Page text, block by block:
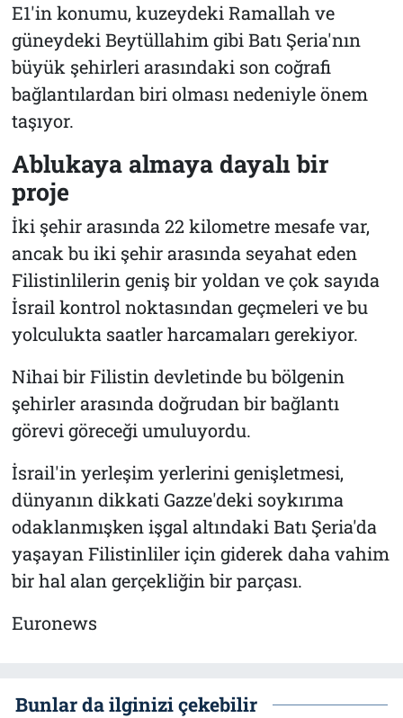
E1'in konumu, kuzeydeki Ramallah ve
güneydeki Beytüllahim gibi Batı Şeria'nın
büyük şehirleri arasındaki son coğrafi
bağlantılardan biri olması nedeniyle önem
taşıyor.
Ablukaya almaya dayalı bir
proje
İki şehir arasında 22 kilometre mesafe var,
ancak bu iki şehir arasında seyahat eden
Filistinlilerin geniş bir yoldan ve çok sayıda
İsrail kontrol noktasından geçmeleri ve bu
yolculukta saatler harcamaları gerekiyor.
Nihai bir Filistin devletinde bu bölgenin
şehirler arasında doğrudan bir bağlantı
görevi göreceği umuluyordu.
İsrail'in yerleşim yerlerini genişletmesi,
dünyanın dikkati Gazze'deki soykırıma
odaklanmışken işgal altındaki Batı Şeria'da
yaşayan Filistinliler için giderek daha vahim
bir hal alan gerçekliğin bir parçası.
Euronews
Bunlar da ilginizi çekebilir